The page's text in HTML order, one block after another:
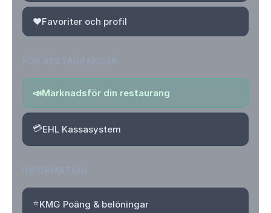
❤️Favoriter och profil
📣Marknadsför din restaurang
💳EHL Kassasystem
⭐KMG Poäng & belöningar